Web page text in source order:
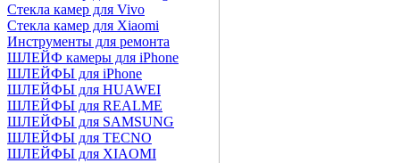
Стекла камер для Vivo
Стекла камер для Xiaomi
Инструменты для ремонта
ШЛЕЙФ камеры для iPhone
ШЛЕЙФЫ для iPhone
ШЛЕЙФЫ для HUAWEI
ШЛЕЙФЫ для REALME
ШЛЕЙФЫ для SAMSUNG
ШЛЕЙФЫ для TECNO
ШЛЕЙФЫ для XIAOMI